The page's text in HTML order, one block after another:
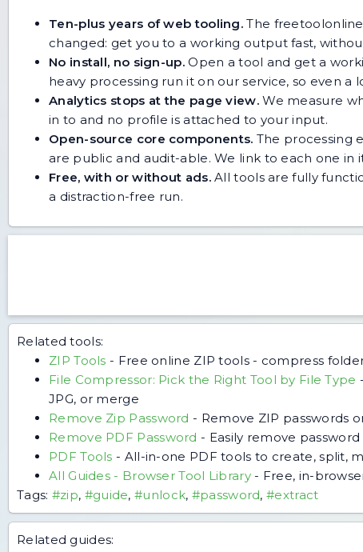
Ten-plus years of web tooling. The
changed: get you to a working output fast,
No install, no sign-up.Open a tool and get a
heavy processing run it on our service, so even
Analytics stops at the page view.We measure
in to and no profile is attached to your input.
Open-source core components. The processing
are public and audit-able. We link to each one in
Free, with or without ads.All tools are fully
a distraction-free run.
Related tools:
ZIP Tools - Free online ZIP tools - compress
File Compressor: Pick the Right Tool by File Type -
JPG, or merge
Remove Zip Password - Remove ZIP passwords
Remove PDF Password - Easily remove
PDF Tools - All-in-one PDF tools to create, split,
All Guides - Browser Tool Library- Free, in-
Tags: #zip, #guide,#unlock, #password,#extract
Related guides: